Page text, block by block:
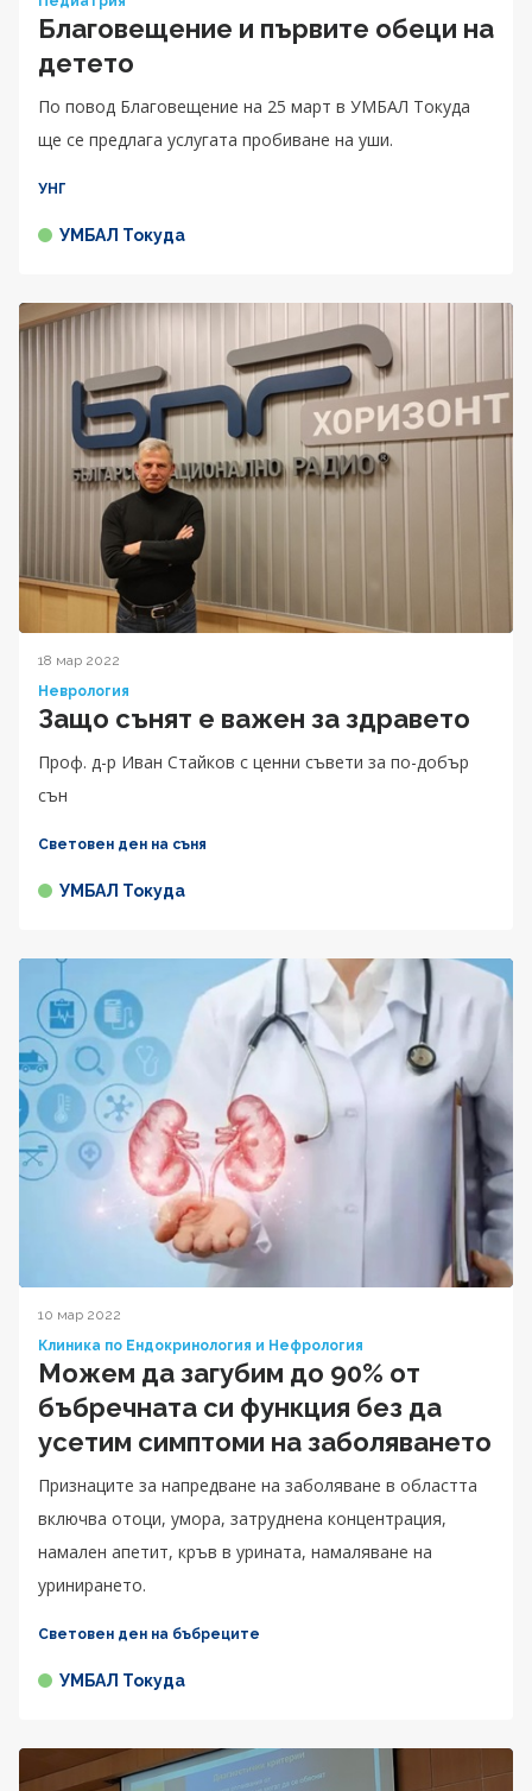
Благовещение и първите обеци на
детето
По повод Благовещение на 25 март в УМБАЛ Токуда
ще се предлага услугата пробиване на уши.
УНГ
УМБАЛ Токуда
18 мар 2022
Неврология
Защо сънят е важен за здравето
Проф. д-р Иван Стайков с ценни съвети за по-добър
сън
Световен ден на съня
УМБАЛ Токуда
10 мар 2022
Клиника по Ендокринология и Нефрология
Можем да загубим до 90% от
бъбречната си функция без да
усетим симптоми на заболяването
Признаците за напредване на заболяване в областта
включва отоци, умора, затруднена концентрация,
намален апетит, кръв в урината, намаляване на
уринирането.
Световен ден на бъбреците
УМБАЛ Токуда